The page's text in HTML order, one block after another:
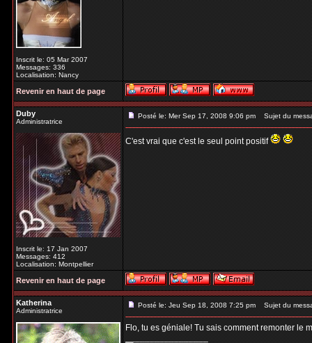
Inscrit le: 05 Mar 2007
Messages: 336
Localisation: Nancy
Revenir en haut de page
Duby
Administratrice
Inscrit le: 17 Jan 2007
Messages: 412
Localisation: Montpellier
Posté le: Mer Sep 17, 2008 9:06 pm Sujet du
C'est vrai que c'est le seul point positif
Revenir en haut de page
Katherina
Administratrice
Posté le: Jeu Sep 18, 2008 7:25 pm Sujet du
Flo, tu es géniale! Tu sais comment remonter le
_________________